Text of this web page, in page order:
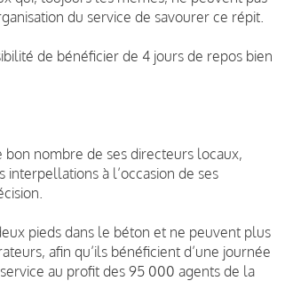
du service de savourer ce répit.
de bénéficier de 4 jours de repos bien
nombre de ses directeurs locaux,
à l’occasion de ses
pieds dans le béton et ne peuvent plus
afin qu’ils bénéficient d’une journée
au profit des 95 000 agents de la